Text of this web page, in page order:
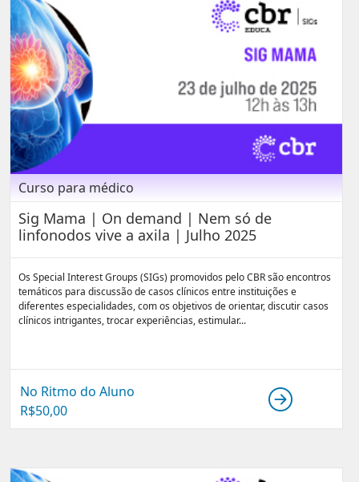
Curso para médico
Sig Mama | On demand | Nem só de
linfonodos vive a axila | Julho 2025
Os Special Interest Groups (SIGs) promovidos pelo CBR são encontros
temáticos para discussão de casos clínicos entre instituições e
diferentes especialidades, com os objetivos de orientar, discutir casos
clínicos intrigantes, trocar experiências, estimular...
No Ritmo do Aluno
R$50,00